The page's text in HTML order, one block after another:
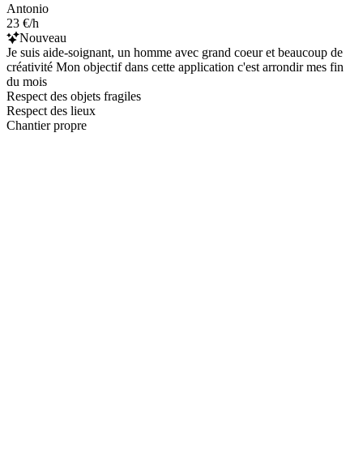
Antonio
23 €/h
Nouveau
Je suis aide-soignant, un homme avec grand coeur et beaucoup de
créativité Mon objectif dans cette application c'est arrondir mes fin
du mois
Respect des objets fragiles
Respect des lieux
Chantier propre